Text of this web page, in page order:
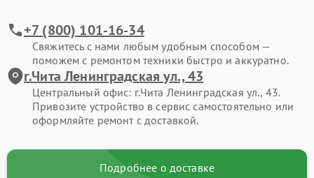
+7 (800) 101-16-34
Свяжитесь с нами любым удобным способом —
поможем с ремонтом техники быстро и аккуратно.
г.Чита Ленинградская ул., 43
Центральный офис: г.Чита Ленинградская ул., 43.
Привозите устройство в сервис самостоятельно или
оформляйте ремонт с доставкой.
Подробнее о доставке